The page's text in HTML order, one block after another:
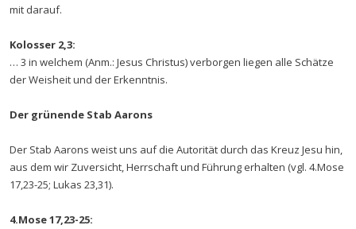
mit darauf.
Kolosser 2,3:
… 3 in welchem (Anm.: Jesus Christus) verborgen liegen alle Schätze
der Weisheit und der Erkenntnis.
Der grünende Stab Aarons
Der Stab Aarons weist uns auf die Autorität durch das Kreuz Jesu hin,
aus dem wir Zuversicht, Herrschaft und Führung erhalten (vgl. 4.Mose
17,23-25; Lukas 23,31).
4.Mose 17,23-25: